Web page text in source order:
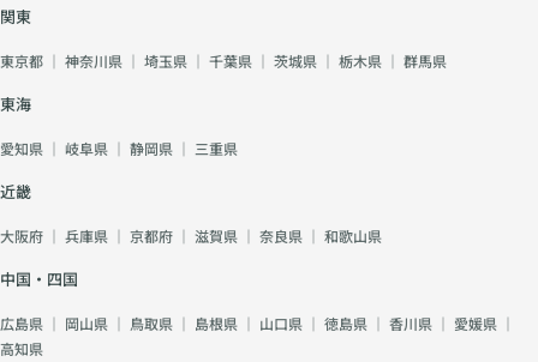
関東
東京都 ｜ 神奈川県 ｜ 埼玉県 ｜ 千葉県 ｜ 茨城県 ｜ 栃木県 ｜ 群馬県
東海
愛知県 ｜ 岐阜県 ｜ 静岡県 ｜ 三重県
近畿
大阪府 ｜ 兵庫県 ｜ 京都府 ｜ 滋賀県 ｜ 奈良県 ｜ 和歌山県
中国・四国
広島県 ｜ 岡山県 ｜ 鳥取県 ｜ 島根県 ｜ 山口県 ｜ 徳島県 ｜ 香川県 ｜ 愛媛県 ｜
高知県